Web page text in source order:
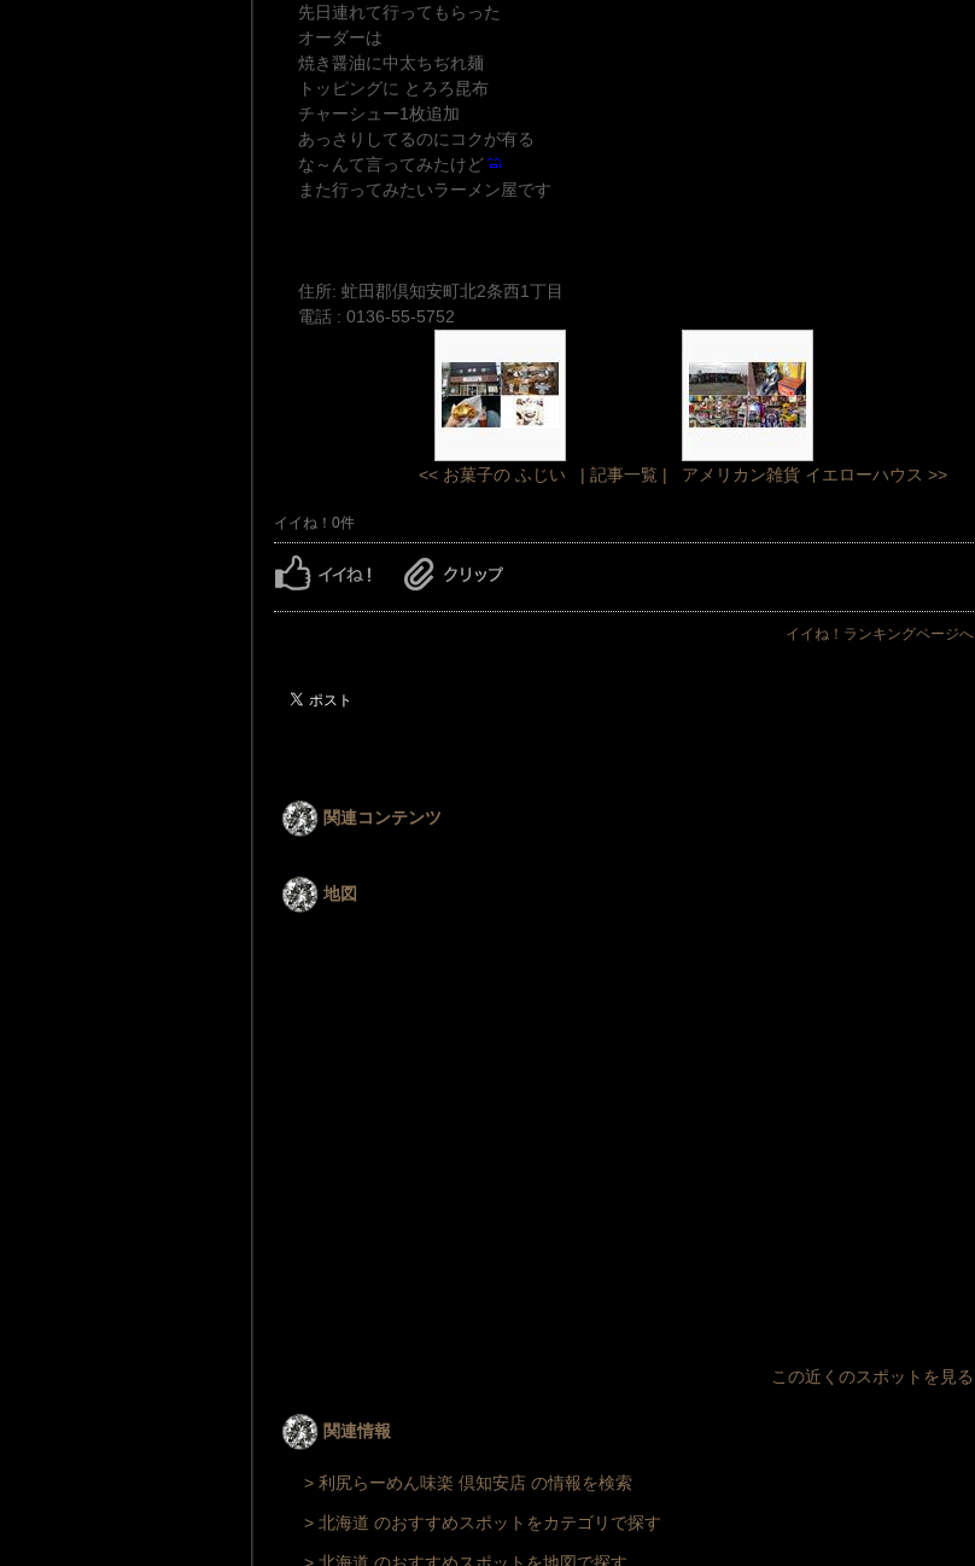
先日連れて行ってもらった
オーダーは
焼き醤油に中太ちぢれ麺
トッピングに とろろ昆布
チャーシュー1枚追加
あっさりしてるのにコクが有る
な～んて言ってみたけど
また行ってみたいラーメン屋です
住所: 虻田郡倶知安町北2条西1丁目
電話 : 0136-55-5752
<< お菓子の ふじい | 記事一覧 | アメリカン雑貨 イエローハウス >>
イイね！0件
イイね！ランキングページへ
関連コンテンツ
地図
この近くのスポットを見る
関連情報
> 利尻らーめん味楽 倶知安店 の情報を検索
> 北海道 のおすすめスポットをカテゴリで探す